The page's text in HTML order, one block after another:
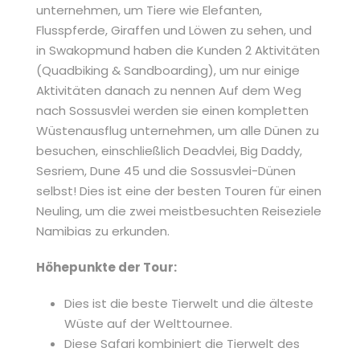
unternehmen, um Tiere wie Elefanten,
Flusspferde, Giraffen und Löwen zu sehen, und
in Swakopmund haben die Kunden 2 Aktivitäten
(Quadbiking & Sandboarding), um nur einige
Aktivitäten danach zu nennen Auf dem Weg
nach Sossusvlei werden sie einen kompletten
Wüstenausflug unternehmen, um alle Dünen zu
besuchen, einschließlich Deadvlei, Big Daddy,
Sesriem, Dune 45 und die Sossusvlei-Dünen
selbst! Dies ist eine der besten Touren für einen
Neuling, um die zwei meistbesuchten Reiseziele
Namibias zu erkunden.
Höhepunkte der Tour:
Dies ist die beste Tierwelt und die älteste
Wüste auf der Welttournee.
Diese Safari kombiniert die Tierwelt des